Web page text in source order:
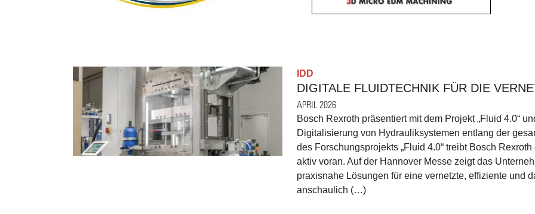
IDD
DIGITALE FLUIDTECHNIK FÜR DIE
APRIL 2026
Bosch Rexroth präsentiert mit dem Projekt „Fluid 4.0“
Digitalisierung von Hydrauliksystemen entlang der
des Forschungsprojekts „Fluid 4.0“ treibt Bosch
aktiv voran. Auf der Hannover Messe zeigt das
praxisnahe Lösungen für eine vernetzte, effiziente und
anschaulich (…)